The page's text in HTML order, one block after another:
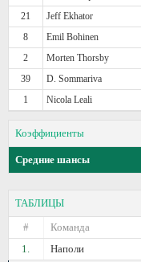
21
Jeff Ekhator
8
Emil Bohinen
2
Morten Thorsby
39
D. Sommariva
1
Nicola Leali
Коэффициенты
Средние шансы
ТАБЛИЦЫ
#
Команда
1.
Наполи